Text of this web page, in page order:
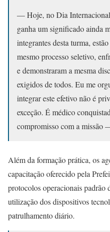
— Hoje, no Dia
ganha um significado ainda
integrantes desta turma,
mesmo processo seletivo,
e demonstraram a mesma
exigidos de todos. Eu me
integrar este efetivo não é
exceção. É médico
compromisso com a missão
Além da formação prática, os
capacitação oferecido pela
protocolos operacionais padrão
utilização dos dispositivos
patrulhamento diário.